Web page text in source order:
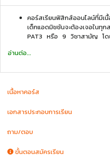
คอร์สเรียนฟิสิกส์ออนไลน์ที่มีเ
เด็กแอดมิชชันจะต้องเจอในทุก
PAT3 หรือ 9 วิชาสามัญ โดย
เพียง 3 ชั่วโมง 20 นาทีเท่านั้น!
โดยไม่ต้องเสียเวลาจำสูตรใ
สามารถใช้คะแนนเพื่อยื่นเข้ามห
อ่านต่อ...
เนื้อหาคอร์ส
เอกสารประกอบการเรียน
ถาม/ตอบ
ขั้นตอนสมัครเรียน